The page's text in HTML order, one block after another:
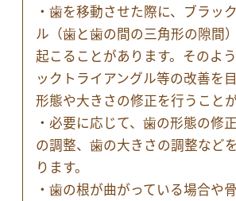
・歯を移動させた際に、ブラッ
ル（歯と歯の間の三角形の隙間
起こることがあります。そのよ
ックトライアングル等の改善を
形態や大きさの修正を行うことが
・必要に応じて、歯の形態の修
の調整、歯の大きさの調整など
ります。
・歯の根が曲がっている場合や